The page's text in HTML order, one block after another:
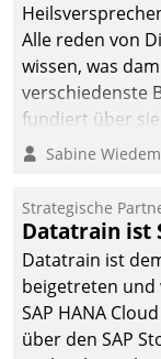
Alle reden von
wissen, was
verschiedenste
fundiert über
klären. Ein
Einsparungen
Prozesse. Doch
mit der
getan. Die
die Bereitschaft,
und zu
Sabine
Strategische
Datatrain ist
Datatrain ist
beigetreten und
SAP HANA
über den SAP